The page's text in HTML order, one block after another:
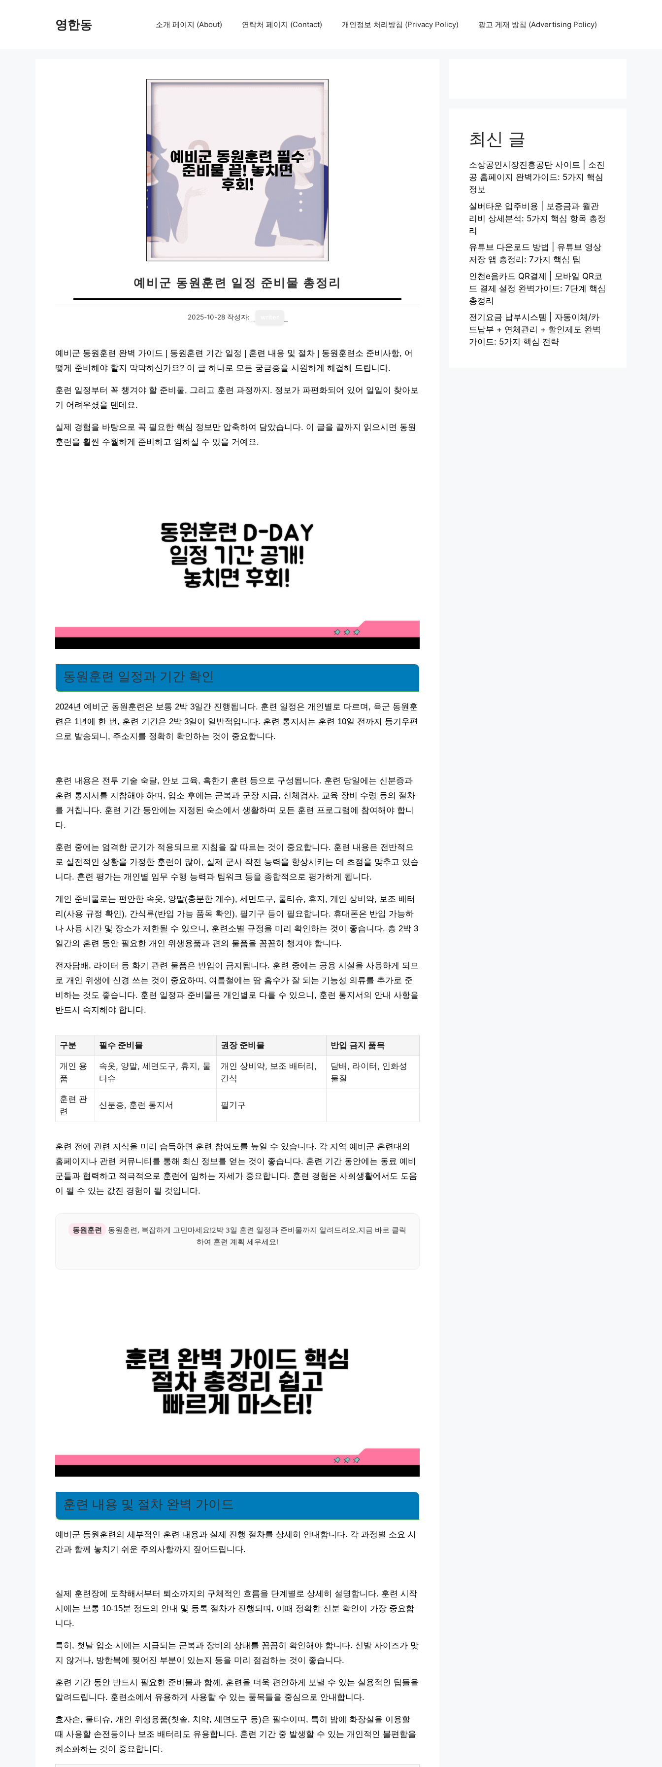
영한동 소개 페이지 (About) 연락처 페이지 (Contact) 개인정보 처리방침 (Privacy Policy) 광고 게재 방침 (Advertising Policy)
예비군 동원훈련 일정 준비물 총정리
2025-10-28 작성자:
예비군 동원훈련 완벽 가이드 | 동원훈련 기간 일정 | 훈련 내용 및 절차 | 동원훈련소 준비사항, 어
떻게 준비해야 할지 막막하신가요? 이 글 하나로 모든 궁금증을 시원하게 해결해 드립니다.
훈련 일정부터 꼭 챙겨야 할 준비물, 그리고 훈련 과정까지. 정보가 파편화되어 있어 일일이 찾아보
기 어려우셨을 텐데요.
실제 경험을 바탕으로 꼭 필요한 핵심 정보만 압축하여 담았습니다. 이 글을 끝까지 읽으시면 동원
훈련을 훨씬 수월하게 준비하고 임하실 수 있을 거예요.
동원훈련 일정과 기간 확인
2024년 예비군 동원훈련은 보통 2박 3일간 진행됩니다. 훈련 일정은 개인별로 다르며, 육군 동원훈
련은 1년에 한 번, 훈련 기간은 2박 3일이 일반적입니다. 훈련 통지서는 훈련 10일 전까지 등기우편
으로 발송되니, 주소지를 정확히 확인하는 것이 중요합니다.
훈련 내용은 전투 기술 숙달, 안보 교육, 혹한기 훈련 등으로 구성됩니다. 훈련 당일에는 신분증과
훈련 통지서를 지참해야 하며, 입소 후에는 군복과 군장 지급, 신체검사, 교육 장비 수령 등의 절차
를 거칩니다. 훈련 기간 동안에는 지정된 숙소에서 생활하며 모든 훈련 프로그램에 참여해야 합니
다.
훈련 중에는 엄격한 군기가 적용되므로 지침을 잘 따르는 것이 중요합니다. 훈련 내용은 전반적으
로 실전적인 상황을 가정한 훈련이 많아, 실제 군사 작전 능력을 향상시키는 데 초점을 맞추고 있습
니다. 훈련 평가는 개인별 임무 수행 능력과 팀워크 등을 종합적으로 평가하게 됩니다.
개인 준비물로는 편안한 속옷, 양말(충분한 개수), 세면도구, 물티슈, 휴지, 개인 상비약, 보조 배터
리(사용 규정 확인), 간식류(반입 가능 품목 확인), 필기구 등이 필요합니다. 휴대폰은 반입 가능하
나 사용 시간 및 장소가 제한될 수 있으니, 훈련소별 규정을 미리 확인하는 것이 좋습니다. 총 2박 3
일간의 훈련 동안 필요한 개인 위생용품과 편의 물품을 꼼꼼히 챙겨야 합니다.
전자담배, 라이터 등 화기 관련 물품은 반입이 금지됩니다. 훈련 중에는 공용 시설을 사용하게 되므
로 개인 위생에 신경 쓰는 것이 중요하며, 여름철에는 땀 흡수가 잘 되는 기능성 의류를 추가로 준
비하는 것도 좋습니다. 훈련 일정과 준비물은 개인별로 다를 수 있으니, 훈련 통지서의 안내 사항을
반드시 숙지해야 합니다.
구분 필수 준비물 권장 준비물 반입 금지 품목
개인 용
품
속옷, 양말, 세면도구, 휴지, 물
티슈
개인 상비약, 보조 배터리,
간식
담배, 라이터, 인화성
물질
훈련 관
련
신분증, 훈련 통지서 필기구
훈련 전에 관련 지식을 미리 습득하면 훈련 참여도를 높일 수 있습니다. 각 지역 예비군 훈련대의
홈페이지나 관련 커뮤니티를 통해 최신 정보를 얻는 것이 좋습니다. 훈련 기간 동안에는 동료 예비
군들과 협력하고 적극적으로 훈련에 임하는 자세가 중요합니다. 훈련 경험은 사회생활에서도 도움
이 될 수 있는 값진 경험이 될 것입니다.
동원훈련
동원훈련, 복잡하게 고민마세요!2박 3일 훈련 일정과 준비물까지 알려드려요.지금 바로 클릭
하여 훈련 계획 세우세요!
훈련 내용 및 절차 완벽 가이드
예비군 동원훈련의 세부적인 훈련 내용과 실제 진행 절차를 상세히 안내합니다. 각 과정별 소요 시
간과 함께 놓치기 쉬운 주의사항까지 짚어드립니다.
실제 훈련장에 도착해서부터 퇴소까지의 구체적인 흐름을 단계별로 상세히 설명합니다. 훈련 시작
시에는 보통 10-15분 정도의 안내 및 등록 절차가 진행되며, 이때 정확한 신분 확인이 가장 중요합
니다.
특히, 첫날 입소 시에는 지급되는 군복과 장비의 상태를 꼼꼼히 확인해야 합니다. 신발 사이즈가 맞
지 않거나, 방한복에 찢어진 부분이 있는지 등을 미리 점검하는 것이 좋습니다.
훈련 기간 동안 반드시 필요한 준비물과 함께, 훈련을 더욱 편안하게 보낼 수 있는 실용적인 팁들을
알려드립니다. 훈련소에서 유용하게 사용할 수 있는 품목들을 중심으로 안내합니다.
효자손, 물티슈, 개인 위생용품(칫솔, 치약, 세면도구 등)은 필수이며, 특히 밤에 화장실을 이용할
때 사용할 손전등이나 보조 배터리도 유용합니다. 훈련 기간 중 발생할 수 있는 개인적인 불편함을
최소화하는 것이 중요합니다.
최신 글
소상공인시장진흥공단 사이트 | 소진
공 홈페이지 완벽가이드: 5가지 핵심
정보
실버타운 입주비용 | 보증금과 월관
리비 상세분석: 5가지 핵심 항목 총정
리
유튜브 다운로드 방법 | 유튜브 영상
저장 앱 총정리: 7가지 핵심 팁
인천e음카드 QR결제 | 모바일 QR코
드 결제 설정 완벽가이드: 7단계 핵심
총정리
전기요금 납부시스템 | 자동이체/카
드납부 + 연체관리 + 할인제도 완벽
가이드: 5가지 핵심 전략